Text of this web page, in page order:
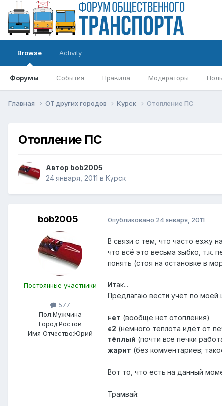
Browse
Форумы События Правила Модераторы
Activity
Главная ОТ других городов Kурск Отопление ПС
Отопление ПС
Автор bob2005
24 января, 2011 в Kурск
bob2005
Постоянные участники
577
Пол:Мужчина
Город:Ростов
Имя Отчество:Юрий
Опубликовано 24 января, 2011
В связи с тем, что часто езжу
что всё это весьма зыбко, т.к.
понять (стоя на остановке в
Итак...
Предлагаю вести учёт по моей
нет (вообще нет отопления)
е2 (немного теплота идёт от
тёплый (почти все печки
жарит (без комментариев;
Вот то, что есть на данный
Трамвай: